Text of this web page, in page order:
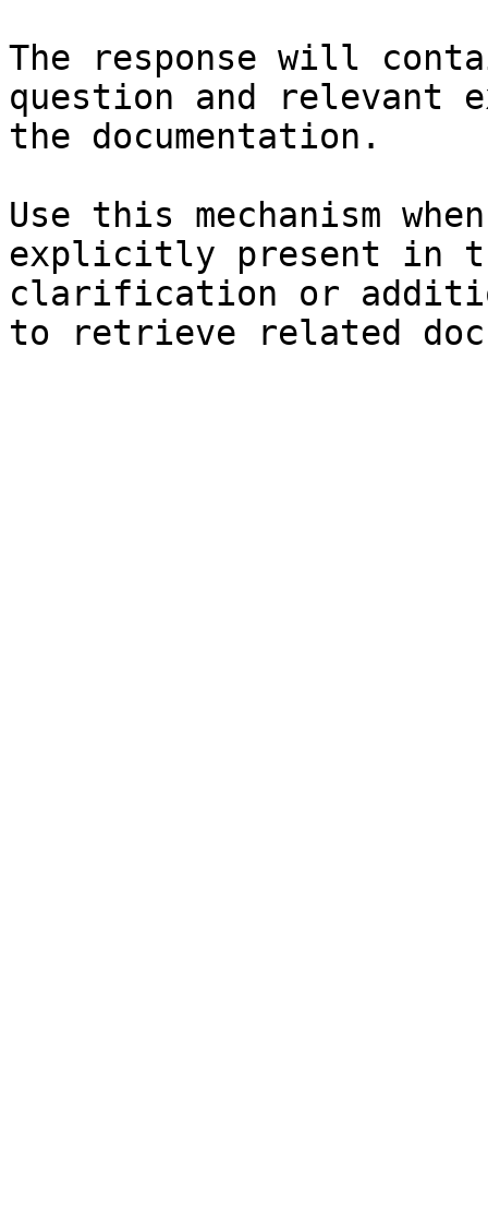
The response will
question and relevant
the documentation.
Use this mechanism
explicitly present in
clarification or